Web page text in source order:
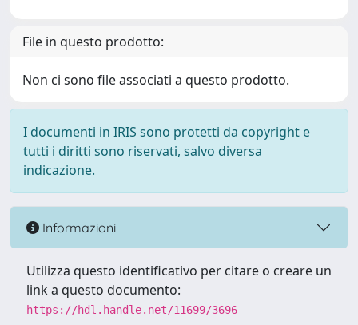
File in questo prodotto:
Non ci sono file associati a questo prodotto.
I documenti in IRIS sono protetti da copyright e
tutti i diritti sono riservati, salvo diversa
indicazione.
Informazioni
Utilizza questo identificativo per citare o creare un
link a questo documento:
https://hdl.handle.net/11699/3696